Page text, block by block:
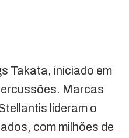
Takata, iniciado em
Marcas
lideram o
com milhões de